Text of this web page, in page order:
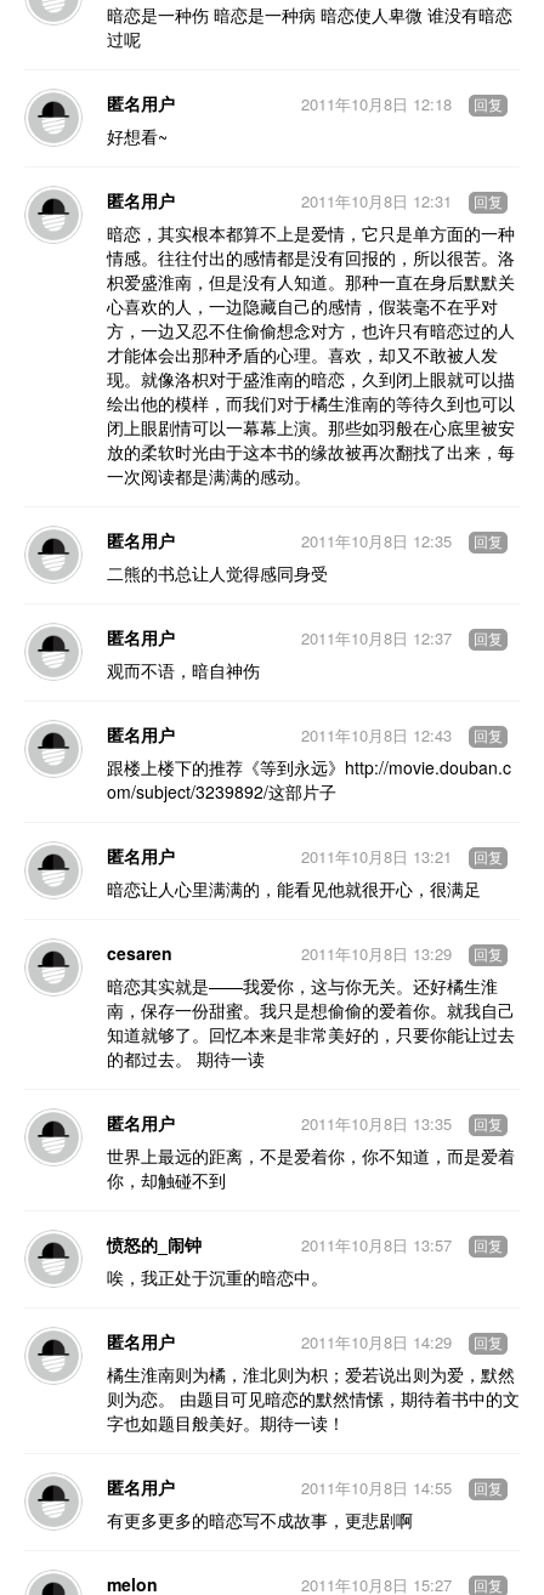
暗恋是一种伤 暗恋是一种病 暗恋使人卑微 谁没有暗恋
过呢
匿名用户
好想看~
2011年10月8日 12:18 回复
匿名用户
暗恋，其实根本都算不上是爱情，它只是单方面的一种
情感。往往付出的感情都是没有回报的，所以很苦。洛
枳爱盛淮南，但是没有人知道。那种一直在身后默默关
心喜欢的人，一边隐藏自己的感情，假装毫不在乎对
方，一边又忍不住偷偷想念对方，也许只有暗恋过的人
才能体会出那种矛盾的心理。喜欢，却又不敢被人发
现。就像洛枳对于盛淮南的暗恋，久到闭上眼就可以描
绘出他的模样，而我们对于橘生淮南的等待久到也可以
闭上眼剧情可以一幕幕上演。那些如羽般在心底里被安
放的柔软时光由于这本书的缘故被再次翻找了出来，每
一次阅读都是满满的感动。
2011年10月8日 12:31 回复
匿名用户
二熊的书总让人觉得感同身受
2011年10月8日 12:35 回复
匿名用户
观而不语，暗自神伤
2011年10月8日 12:37 回复
匿名用户
跟楼上楼下的推荐《等到永远》http://movie.douban.c
om/subject/3239892/这部片子
2011年10月8日 12:43 回复
匿名用户
暗恋让人心里满满的，能看见他就很开心，很满足
2011年10月8日 13:21 回复
cesaren
暗恋其实就是——我爱你，这与你无关。还好橘生淮
南，保存一份甜蜜。我只是想偷偷的爱着你。就我自己
知道就够了。回忆本来是非常美好的，只要你能让过去
的都过去。 期待一读
2011年10月8日 13:29 回复
匿名用户
世界上最远的距离，不是爱着你，你不知道，而是爱着
你，却触碰不到
2011年10月8日 13:35 回复
愤怒的_闹钟
唉，我正处于沉重的暗恋中。
2011年10月8日 13:57 回复
匿名用户
橘生淮南则为橘，淮北则为枳；爱若说出则为爱，默然
则为恋。 由题目可见暗恋的默然情愫，期待着书中的文
字也如题目般美好。期待一读！
2011年10月8日 14:29 回复
匿名用户
有更多更多的暗恋写不成故事，更悲剧啊
2011年10月8日 14:55 回复
melon 2011年10月8日 15:27 回复